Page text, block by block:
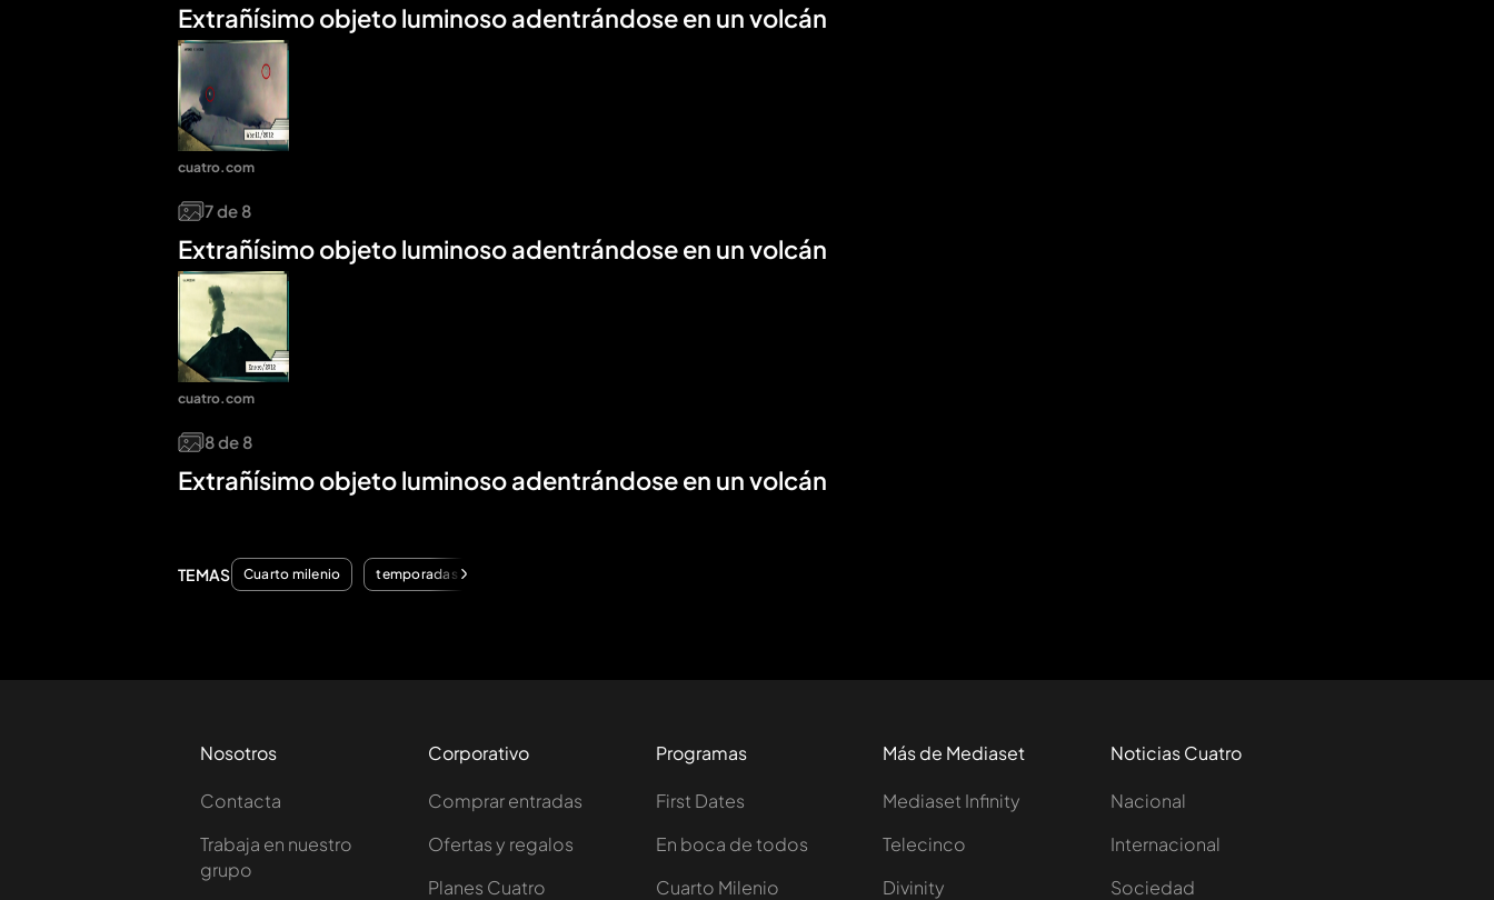
Extrañísimo objeto luminoso adentrándose en un volcán
7de 8
Extrañísimo objeto luminoso adentrándose en un volcán
cuatro.com
8de 8
Extrañísimo objeto luminoso adentrándose en un volcán
cuatro.com
TEMAS Cuarto milenio temporadas
Nosotros
Contacta
Trabaja en nuestro
grupo
Corporativo
Comprar entradas
Ofertas y regalos
Planes Cuatro
Programas
First Dates
En boca de todos
Cuarto Milenio
Más de Mediaset
Mediaset Infinity
Telecinco
Divinity
Noticias Cuatro
Nacional
Internacional
Sociedad